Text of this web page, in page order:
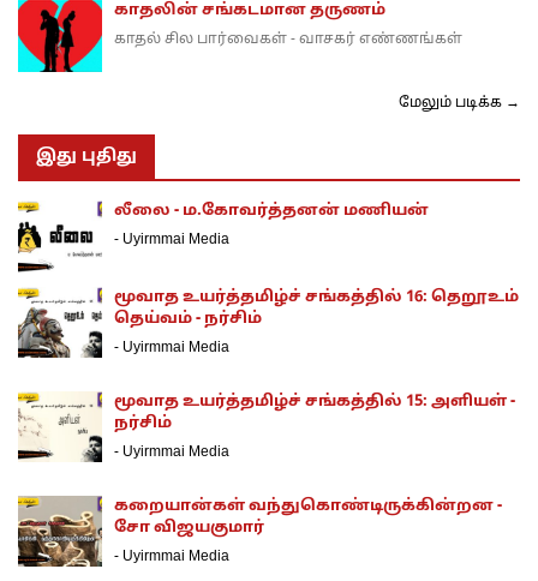
காதலின் சங்கடமான தருணம்
காதல் சில பார்வைகள் - வாசகர் எண்ணங்கள்
மேலும் படிக்க →
இது புதிது
லீலை - ம.கோவர்த்தனன் மணியன்
- Uyirmmai Media
மூவாத உயர்த்தமிழ்ச் சங்கத்தில் 16: தெறூஉம்
தெய்வம் - நர்சிம்
- Uyirmmai Media
மூவாத உயர்த்தமிழ்ச் சங்கத்தில் 15: அளியள் -
நர்சிம்
- Uyirmmai Media
கறையான்கள் வந்துகொண்டிருக்கின்றன -
சோ விஜயகுமார்
- Uyirmmai Media